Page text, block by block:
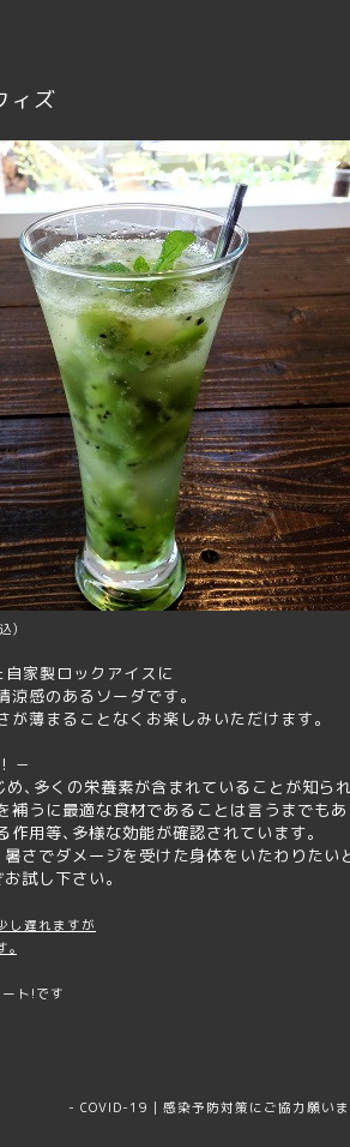
ィズ
)
家製ロックアイス に
涼感のあるソーダです｡
が薄まることなくお楽しみいただけます｡
－
､多くの栄養素が含まれていることが知ら
補うに最適な食材であることは言うまでも
作用等､多様な効能が確認されています｡
さでダメージを受けた身体をいたわりたい
試し下さい｡
し遅れますが
｡
ト!です
- COVID-19｜感染予防対策にご協力願い